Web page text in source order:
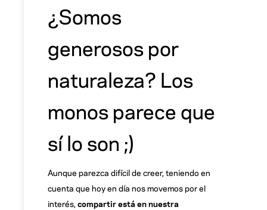
¿Somos
generosos por
naturaleza? Los
monos parece que
sí lo son ;)
Aunque parezca difícil de creer, teniendo en
cuenta que hoy en día nos movemos por el
interés,compartir está en nuestra